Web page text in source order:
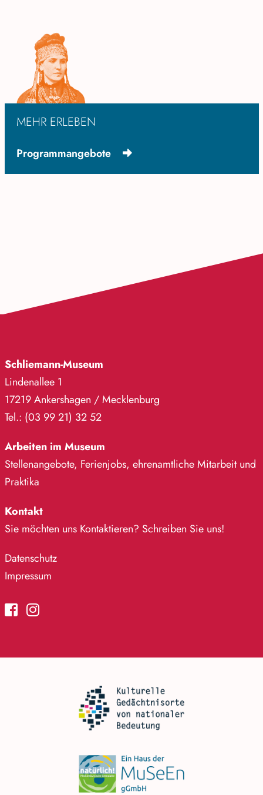
MEHR ERLEBEN
Programmangebote
Schliemann-Museum
Lindenallee 1
17219 Ankershagen / Mecklenburg
Tel.: (03 99 21) 32 52
Arbeiten im Museum
Stellenangebote, Ferienjobs, ehrenamtliche Mitarbeit und
Praktika
Kontakt
Sie möchten uns Kontaktieren? Schreiben Sie uns!
Datenschutz
Impressum